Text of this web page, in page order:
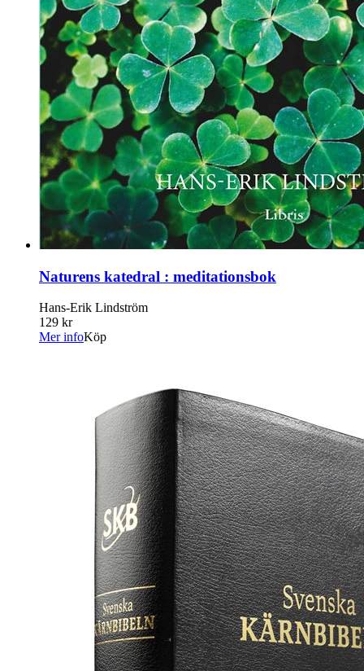
Naturens katedral : meditationsbok
Hans-Erik Lindström
129 kr
Mer infoKöp